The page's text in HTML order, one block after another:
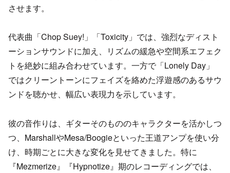
させます。
代表曲「Chop Suey!」「Toxicity」では、強烈なディスト
ーションサウンドに加え、リズムの緩急や空間系エフェク
トを絶妙に組み合わせています。一方で「Lonely Day」
ではクリーントーンにフェイズを絡めた浮遊感のあるサウ
ンドを聴かせ、幅広い表現力を示しています。
彼の音作りは、ギターそのもののキャラクターを活かしつ
つ、MarshallやMesa/Boogieといった王道アンプを使い分
け、時期ごとに大きな変化を見せてきました。特に
『Mezmerize』『Hypnotize』期のレコーディングでは、